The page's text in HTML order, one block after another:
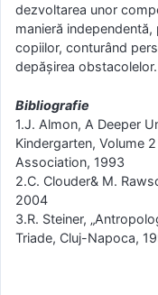
dezvoltarea unor
manieră
copiilor, conturând
depășirea obstacolelor.
Bibliografie
1.J. Almon, A Deeper
Kindergarten, Volume
Association, 1993
2.C. Clouder& M.
2004
3.R. Steiner,
Triade, Cluj-Napoca,